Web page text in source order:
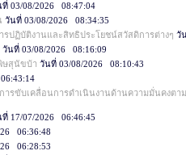
ที่ 03/08/2026 08:47:04
วันที่ 03/08/2026 08:34:35
รปฏิบัติงานและสิทธิประโยชน์สวัสดิการต่างๆ วั
วันที่ 03/08/2026 08:16:09
ษสุนัขบ้า วันที่ 03/08/2026 08:10:43
ารขับเคลื่อนการดำเนินงานด้านความมั่นคงตา
ที่ 17/07/2026 06:46:45
06:36:48
06:28:53